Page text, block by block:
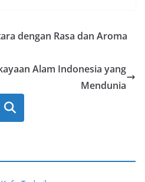
dengan Rasa dan Aroma
Alam Indonesia yang
Mendunia
Search